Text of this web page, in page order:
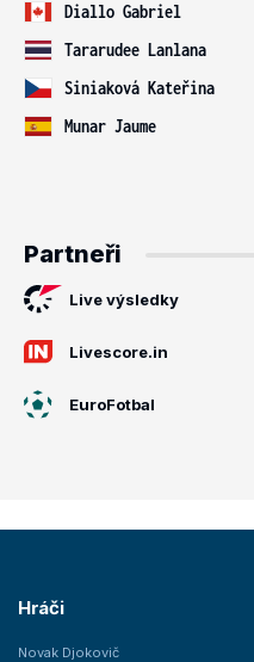
Diallo Gabriel
Tararudee Lanlana
Siniaková Kateřina
Munar Jaume
Partneři
Live výsledky
Livescore.in
EuroFotbal
Hráči
Novak Djokovič